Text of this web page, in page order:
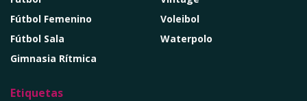
Fútbol Femenino
Fútbol Sala
Gimnasia Rítmica
Voleibol
Waterpolo
Etiquetas